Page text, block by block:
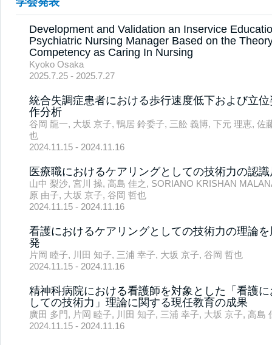
Development and Validation an Inservice
Psychiatric Nursing Manager Based on the
Competency as Caring In Nursing
Kyoko Osaka
2025.7.25 - 2025.7.27
統合失調症患者における歩行速度低下および立
作分析
谷岡 龍一, 大坂 京子, 鴨居 鈴委子, 三舩 義博, 下元 理恵, 佐
也
2024.11.15 - 2024.11.16
医療職におけるケアリングとしての技術力の認
山中 梨沙, 宮川 操, 高島 佳之, SORIANO KRISHAN
原 由子, 大坂 京子, 谷岡 哲也
2024.11.15 - 2024.11.16
看護におけるケアリングとしての技術力の理論
発
片岡 睦子, 川田 知子, 三浦 幸子, 大坂 京子, 谷岡 哲也
2024.11.15 - 2024.11.16
精神科病院における看護師を対象とした「看護
しての技術力」理論に関する現任教育の成果
廣田 多門, 片岡 睦子, 川田 知子, 三浦 幸子, 大坂 京子, 高島
2024.11.15 - 2024.11.16